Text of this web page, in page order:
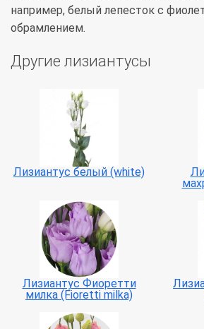
например, белый лепесток с
обрамлением.
Другие лизиантусы
Лизиантус белый (white)
Лизиантуc Фиоретти
милка (Fioretti milka)